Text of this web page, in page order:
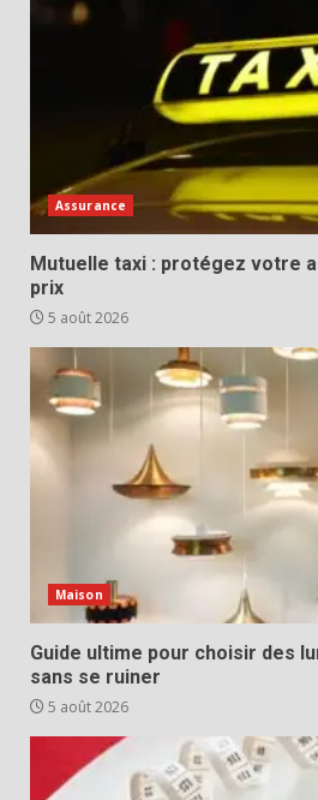
Assurance
Mutuelle taxi : protégez votre
prix
5 août 2026
Maison
Guide ultime pour choisir des
sans se ruiner
5 août 2026